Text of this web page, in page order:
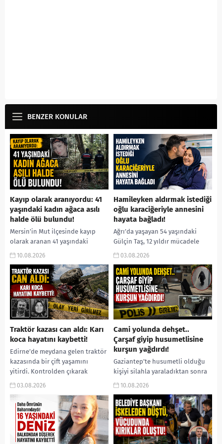
BENZER KONULAR
Kayıp olarak aranıyordu: 41
yaşındaki kadın ağaca asılı
halde ölü bulundu!
Mersin’in Mut ilçesinde kayıp
olarak aranan 41 yaşındaki
Ümmühan Dilek Ata’dan acı
ekiplerinin termal dron...
10.08.2026
Hamileyken aldırmak istediği
oğlu karaciğeriyle annesini
hayata bağladı!
Ağrı’da yaşayan 54 yaşındaki
Gülçin Taş, 12 yıldır mücadele
ettiği karaciğer yetmezliği
umudu yıllar önce dünyaya...
03.08.2026
Traktör kazası can aldı: Karı
koca hayatını kaybetti!
Edirne’de meydana gelen traktör
kazasında bir çift yaşamını
yitirdi. Kontrolden çıkarak
devrilen traktörün altında kalan
03.08.2026
Cami yolunda dehşet..
Çarşaf giyip husumetlisine
kurşun yağdırdı!
Gaziantep’te husumetli olduğu
kişiyi silahla yaraladıktan sonra
kaçmaya çalışan şüpheli, polis
operasyonla takside yakalandı.
Şüphelinin saldırı öncesinde
kimliğini...
10.08.2026